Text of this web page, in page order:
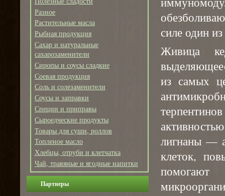
Разное
Растительные масла
Рыбная продукция
Сахар и натуральные
сахарозаменители
Сиропы и соусы сладкие
Соевая продукция
Соль и солезаменители
Соусы и заправки
Специи и приправы
Сыроедческие продукты
Товары для суши, роллов
Топленое масло
Хлебцы, отруби и клетчатка
Чай, травяные и ягодные напитки
Партнеры
силе один
Живица
из самых
лигнаны —
клеток,